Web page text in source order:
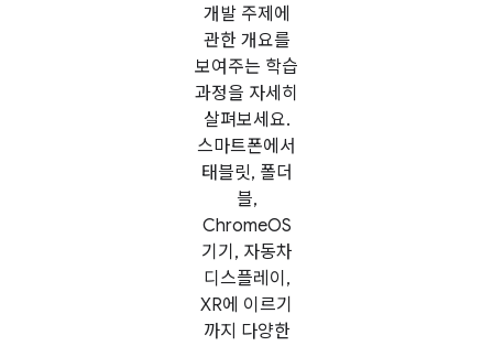
개발 주제에
관한 개요를
보여주는 학습
과정을 자세히
살펴보세요.
스마트폰에서
태블릿, 폴더
블,
ChromeOS
기기, 자동차
디스플레이,
XR에 이르기
까지 다양한